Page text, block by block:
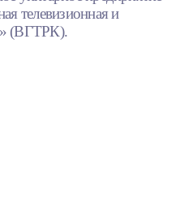
телевизионная и
(ВГТРК).